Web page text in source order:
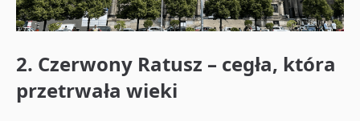
2. Czerwony Ratusz – cegła, która
przetrwała wieki